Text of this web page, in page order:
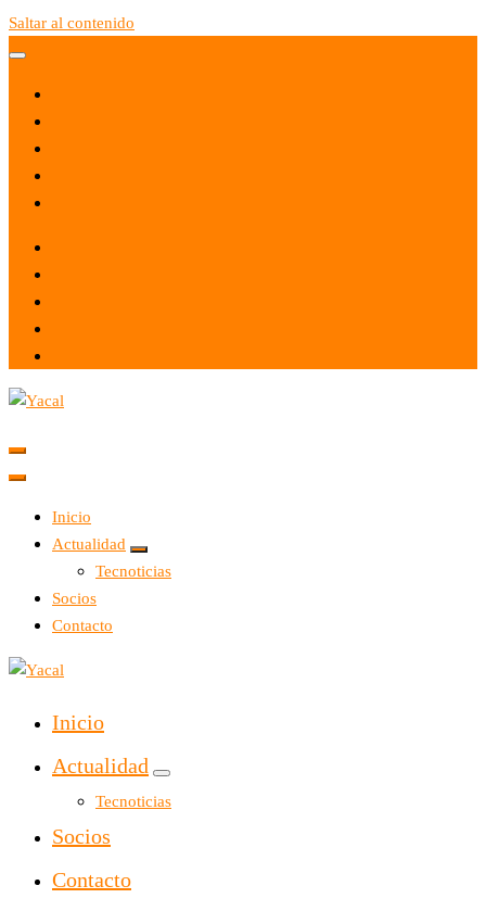
Saltar al contenido
Yacal micro hosting
Inicio
Actualidad
Tecnoticias
Socios
Contacto
Yacal micro hosting
Inicio
Actualidad
Tecnoticias
Socios
Contacto